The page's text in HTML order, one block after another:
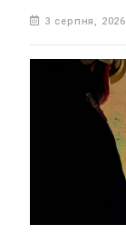
3 серпня, 2026